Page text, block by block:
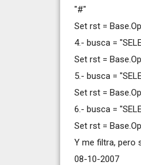
"#"
Set rst =
4.- busca =
Set rst =
5.- busca =
Set rst =
6.- busca =
Set rst =
Y me filtra, pero
08-10-2007